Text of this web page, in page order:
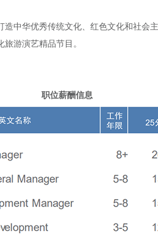
中华优秀传统文化、红色文化和社会
游演艺精品节目。
职位薪酬信息